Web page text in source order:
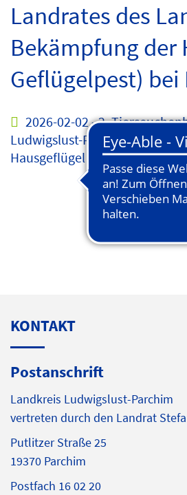
Landrates des
Bekämpfung der
Geflügelpest)
2026-02-02 - 2.
Ludwigslust-Parchim zur
Hausgeflügel
| 103 kB
KONTAKT
Postanschrift
Landkreis Ludwigslust-Parchim
vertreten durch den Landrat
Putlitzer Straße 25
19370 Parchim
Postfach 16 02 20